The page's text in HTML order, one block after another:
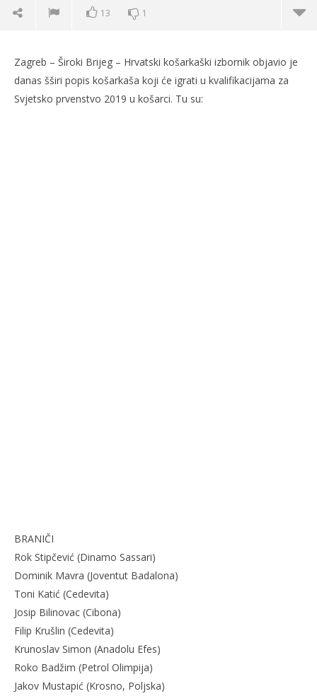
13 1
Zagreb – Široki Brijeg – Hrvatski košarkaški izbornik objavio je
danas šširi popis košarkaša koji će igrati u kvalifikacijama za
Svjetsko prvenstvo 2019 u košarci. Tu su:
BRANIČI
Rok Stipčević (Dinamo Sassari)
Dominik Mavra (Joventut Badalona)
Toni Katić (Cedevita)
Josip Bilinovac (Cibona)
Filip Krušlin (Cedevita)
Krunoslav Simon (Anadolu Efes)
Roko Badžim (Petrol Olimpija)
Jakov Mustapić (Krosno, Poljska)